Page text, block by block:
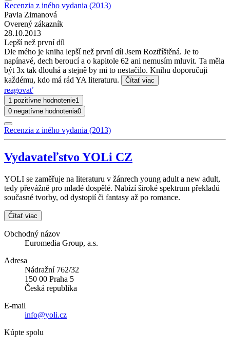
Recenzia z iného vydania (2013)
Pavla Zimanová
Overený zákazník
28.10.2013
Lepší než první díl
Dle mého je kniha lepší než první díl Jsem Roztříštěná. Je to
napínavé, dech beroucí a o kapitole 62 ani nemusím mluvit. Ta měla
být 3x tak dlouhá a stejně by mi to nestačilo. Knihu doporučuji
každému, kdo má rád YA literaturu.
Čítať viac
reagovať
1 pozitívne hodnotenie1
0 negatívne hodnotenia0
Recenzia z iného vydania (2013)
Vydavateľstvo YOLi CZ
YOLI se zaměřuje na literaturu v žánrech young adult a new adult,
tedy převážně pro mladé dospělé. Nabízí široké spektrum překladů
současné tvorby, od dystopií či fantasy až po romance.
Čítať viac
Obchodný názov
Euromedia Group, a.s.
Adresa
Nádražní 762/32
150 00 Praha 5
Česká republika
E-mail
info@yoli.cz
Kúpte spolu